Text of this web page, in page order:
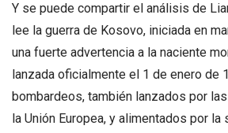
Y se puede compartir el análisis de
lee la guerra de Kosovo, iniciada en
una fuerte advertencia a la naciente
lanzada oficialmente el 1 de enero de
bombardeos, también lanzados por
la Unión Europea, y alimentados por la